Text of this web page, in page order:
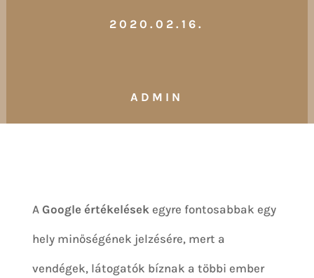
2020.02.16.
ADMIN
AGoogle értékelések egyre fontosabbak egy
hely minőségének jelzésére, mert a
vendégek, látogatók bíznak a többi ember